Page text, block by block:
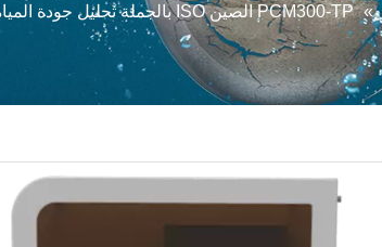
» PCM300-TP الصين ISO بالجملة تحليل جودة المياه الإجمالية للفوسفور على الإنترنت الشركة المصنعة